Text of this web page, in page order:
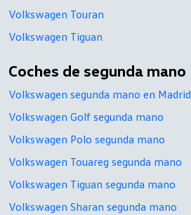
Volkswagen Touran
Volkswagen Tiguan
Coches de segunda mano
Volkswagen segunda mano en Madrid
Volkswagen Golf segunda mano
Volkswagen Polo segunda mano
Volkswagen Touareg segunda mano
Volkswagen Tiguan segunda mano
Volkswagen Sharan segunda mano